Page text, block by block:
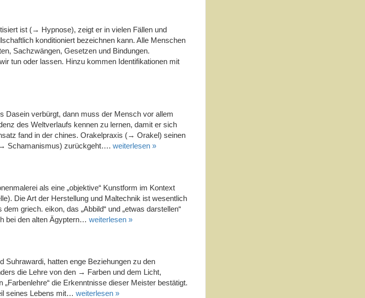
ist (→ Hypnose), zeigt er in vielen Fällen und
konditioniert bezeichnen kann. Alle Menschen
Sachzwängen, Gesetzen und Bindungen.
tun oder lassen. Hinzu kommen Identifikationen mit
Dasein verbürgt, dann muss der Mensch vor allem
des Weltverlaufs kennen zu lernen, damit er sich
fand in der chines. Orakelpraxis (→ Orakel) seinen
Schamanismus) zurückgeht…. weiterlesen »
als eine „objektive“ Kunstform im Kontext
Die Art der Herstellung und Maltechnik ist wesentlich
griech. eikon, das „Abbild“ und „etwas darstellen“
bei den alten Ägyptern… weiterlesen »
Suhrawardi, hatten enge Beziehungen zu den
die Lehre von den → Farben und dem Licht,
die Erkenntnisse dieser Meister bestätigt.
seines Lebens mit… weiterlesen »